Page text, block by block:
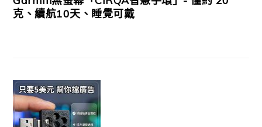
克、續航10天、睡覺可戴